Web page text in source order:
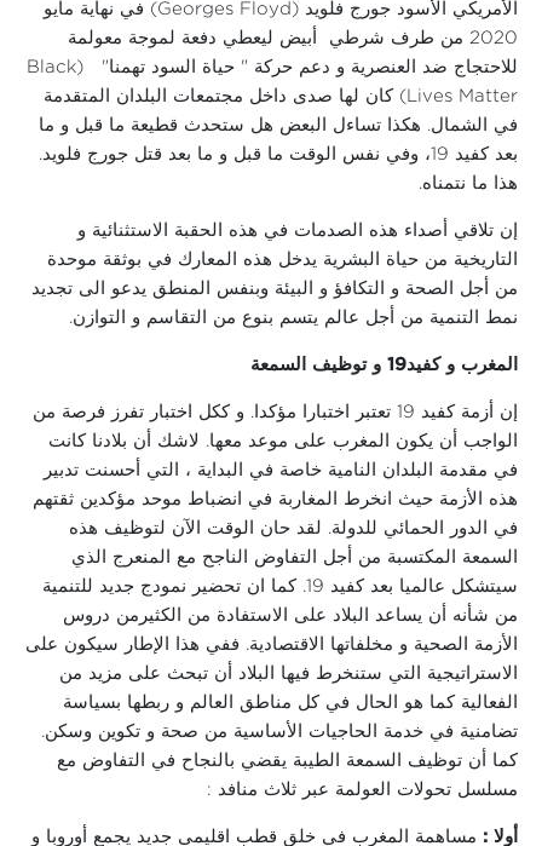
الأمريكي الأسود جورج فلويد (Georges Floyd) في نهاية مايو
2020 من طرف شرطي أبيض ليعطي دفعة لموجة معولمة
للاحتجاج ضد العنصرية و دعم حركة " حياة السود تهمنا" (Black
Lives Matter) كان لها صدى داخل مجتمعات البلدان المتقدمة
في الشمال. هكذا تساءل البعض هل ستحدث قطيعة ما قبل و ما
بعد كفيد 19، وفي نفس الوقت ما قبل و ما بعد قتل جورج فلويد.
هذا ما نتمناه.
إن تلاقي أصداء هذه الصدمات في هذه الحقبة الاستثنائية و
التاريخية من حياة البشرية يدخل هذه المعارك في بوثقة موحدة
من أجل الصحة و التكافؤ و البيئة وبنفس المنطق يدعو الى تجديد
نمط التنمية من أجل عالم يتسم بنوع من التقاسم و التوازن.
المغرب و كفيد19 و توظيف السمعة
إن أزمة كفيد 19 تعتبر اختبارا مؤكدا. و ككل اختبار تفرز فرصة من
الواجب أن يكون المغرب على موعد معها. لاشك أن بلادنا كانت
في مقدمة البلدان النامية خاصة في البداية ، التي أحسنت تدبير
هذه الأزمة حيث انخرط المغاربة في انضباط موحد مؤكدين ثقتهم
في الدور الحمائي للدولة. لقد حان الوقت الآن لتوظيف هذه
السمعة المكتسبة من أجل التفاوض الناجح مع المنعرج الذي
سيتشكل عالميا بعد كفيد 19. كما ان تحضير نمودج جديد للتنمية
من شأنه أن يساعد البلاد على الاستفادة من الكثيرمن دروس
الأزمة الصحية و مخلفاتها الاقتصادية. ففي هذا الإطار سيكون على
الاستراتيجية التي ستنخرط فيها البلاد أن تبحث على مزيد من
الفعالية كما هو الحال في كل مناطق العالم و ربطها بسياسة
تضامنية في خدمة الحاجيات الأساسية من صحة و تكوين وسكن.
كما أن توظيف السمعة الطيبة يقضي بالنجاح في التفاوض مع
مسلسل تحولات العولمة عبر ثلاث منافد :
أولا : مساهمة المغرب في خلق قطب اقليمي جديد يجمع أوروبا و